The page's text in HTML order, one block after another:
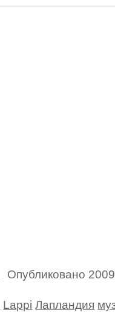
Опубликовано
Lappi Лапландия